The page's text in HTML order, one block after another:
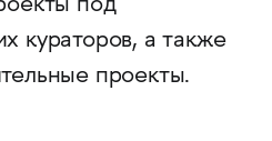
кураторов, а также
проекты.